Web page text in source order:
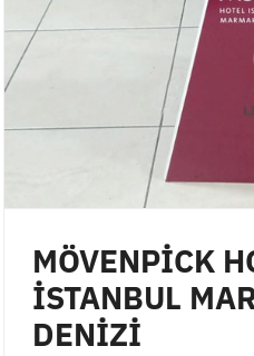
MÖVENPİCK
İSTANBUL
DENİZİ